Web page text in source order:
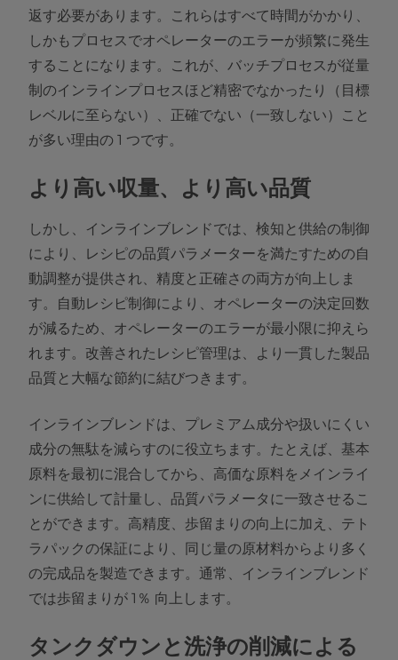
返す必要があります。これらはすべて時間がかかり、
しかもプロセスでオペレーターのエラーが頻繁に発生
することになります。これが、バッチプロセスが従量
制のインラインプロセスほど精密でなかったり（目標
レベルに至らない）、正確でない（一致しない）こと
が多い理由の 1 つです。
より高い収量、より高い品質
しかし、インラインブレンドでは、検知と供給の制御
により、レシピの品質パラメーターを満たすための自
動調整が提供され、精度と正確さの両方が向上しま
す。自動レシピ制御により、オペレーターの決定回数
が減るため、オペレーターのエラーが最小限に抑えら
れます。改善されたレシピ管理は、より一貫した製品
品質と大幅な節約に結びつきます。
インラインブレンドは、プレミアム成分や扱いにくい
成分の無駄を減らすのに役立ちます。たとえば、基本
原料を最初に混合してから、高価な原料をメインライ
ンに供給して計量し、品質パラメータに一致させるこ
とができます。高精度、歩留まりの向上に加え、テト
ラパックの保証により、同じ量の原材料からより多く
の完成品を製造できます。通常、インラインブレンド
では歩留まりが 1％ 向上します。
タンクダウンと洗浄の削減による